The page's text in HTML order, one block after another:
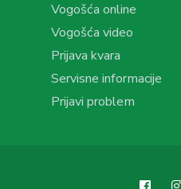
Vogošća online
Vogošća video
Prijava kvara
Servisne informacije
Prijavi problem